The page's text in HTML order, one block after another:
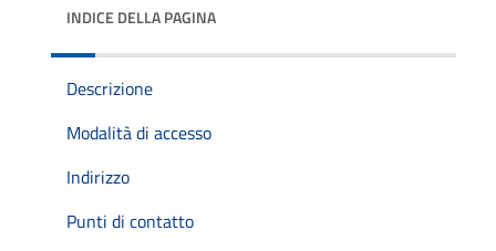
INDICE DELLA PAGINA
Descrizione
Modalità di accesso
Indirizzo
Punti di contatto